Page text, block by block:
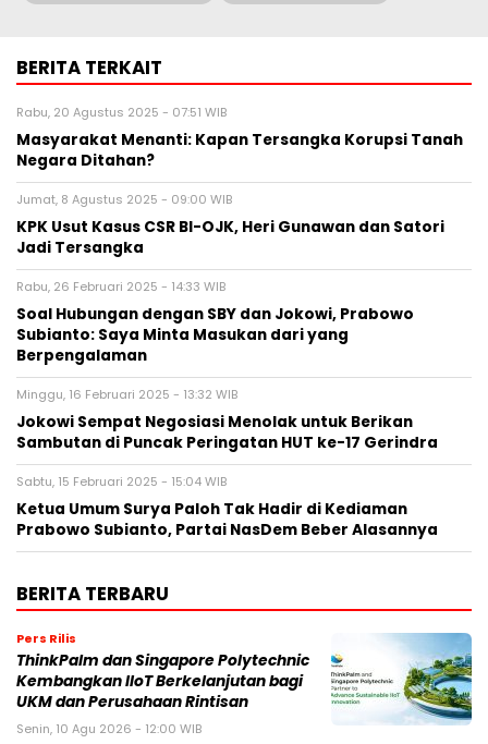
BERITA TERKAIT
Rabu, 20 Agustus 2025 - 07:51 WIB
Masyarakat Menanti: Kapan Tersangka Korupsi Tanah
Negara Ditahan?
Jumat, 8 Agustus 2025 - 09:00 WIB
KPK Usut Kasus CSR BI-OJK, Heri Gunawan dan Satori
Jadi Tersangka
Rabu, 26 Februari 2025 - 14:33 WIB
Soal Hubungan dengan SBY dan Jokowi, Prabowo
Subianto: Saya Minta Masukan dari yang
Berpengalaman
Minggu, 16 Februari 2025 - 13:32 WIB
Jokowi Sempat Negosiasi Menolak untuk Berikan
Sambutan di Puncak Peringatan HUT ke-17 Gerindra
Sabtu, 15 Februari 2025 - 15:04 WIB
Ketua Umum Surya Paloh Tak Hadir di Kediaman
Prabowo Subianto, Partai NasDem Beber Alasannya
BERITA TERBARU
Pers Rilis
ThinkPalm dan Singapore Polytechnic
Kembangkan IIoT Berkelanjutan bagi
UKM dan Perusahaan Rintisan
Senin, 10 Agu 2026 - 12:00 WIB